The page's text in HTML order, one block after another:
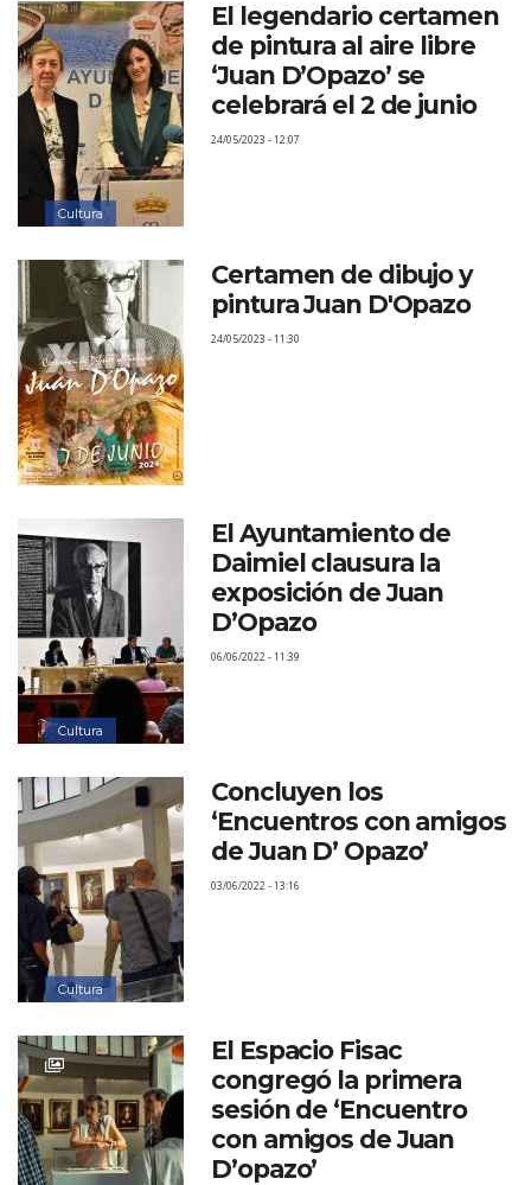
Cultura
El legendario certamen
de pintura al aire libre
‘Juan D’Opazo’ se
celebrará el 2 de junio
24/05/2023 - 12:07
Certamen de dibujo y
pintura Juan D'Opazo
24/05/2023 - 11:30
Cultura
El Ayuntamiento de
Daimiel clausura la
exposición de Juan
D’Opazo
06/06/2022 - 11:39
Cultura
Concluyen los
‘Encuentros con amigos
de Juan D’ Opazo’
03/06/2022 - 13:16
El Espacio Fisac
congregó la primera
sesión de ‘Encuentro
con amigos de Juan
D’opazo’